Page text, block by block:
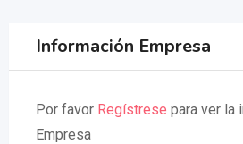
Información Empresa
Por favor Regístrese para ver la
Empresa